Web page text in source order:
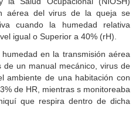
aérea del virus de la queja se
cuando la humedad relativa
igual o Superior a 40% (rH).
en la transmisión aérea
un manual mecánico, virus de
ambiente de una habitación con
de HR, mientras s monitoreaba
que respira dentro de dicha